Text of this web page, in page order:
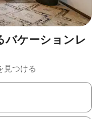
バケーションレ
見つける
矢印キーを使って移動するか